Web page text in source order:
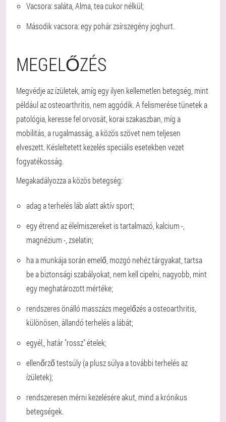
Vacsora: saláta, Alma, tea cukor nélkül;
Második vacsora: egy pohár zsírszegény joghurt.
MEGELŐZÉS
Megvédje az ízületek, amíg egy ilyen kellemetlen betegség, mint
például az osteoarthritis, nem aggódik. A felismerése tünetek a
patológia, keresse fel orvosát, korai szakaszban, míg a
mobilitás, a rugalmasság, a közös szövet nem teljesen
elveszett. Késleltetett kezelés speciális esetekben vezet
fogyatékosság.
Megakadályozza a közös betegség:
adag a terhelés láb alatt aktív sport;
egy étrend az élelmiszereket is tartalmazó, kalcium -,
magnézium -, zselatin;
ha a munkája során emelő, mozgó nehéz tárgyakat, tartsa
be a biztonsági szabályokat, nem kell cipelni, nagyobb, mint
egy meghatározott mértéke;
rendszeres önálló masszázs megelőzés a osteoarthritis,
különösen, állandó terhelés a lábát;
egyél,, határ "rossz" ételek;
ellenőrző testsúly (a plusz súlya a további terhelés az
ízületek);
rendszeresen mérni kezelésére akut, mind a krónikus
betegségek.